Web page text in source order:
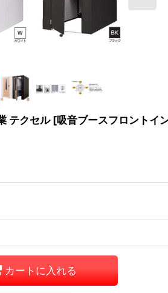
テクセル [吸音ブースフロントイ
カートに入れる